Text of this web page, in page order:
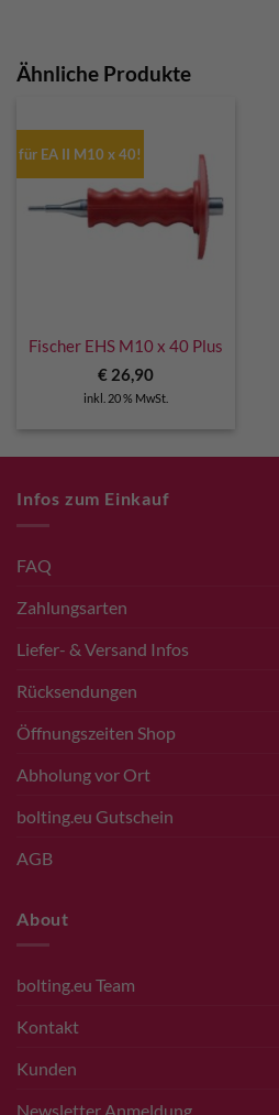
Ähnliche Produkte
für EA II M10 x 40!
Fischer EHS M10 x 40 Plus
€ 26,90
inkl. 20 % MwSt.
Infos zum Einkauf
FAQ
Zahlungsarten
Liefer- & Versand Infos
Rücksendungen
Öffnungszeiten Shop
Abholung vor Ort
bolting.eu Gutschein
AGB
About
bolting.eu Team
Kontakt
Kunden
Newsletter Anmeldung